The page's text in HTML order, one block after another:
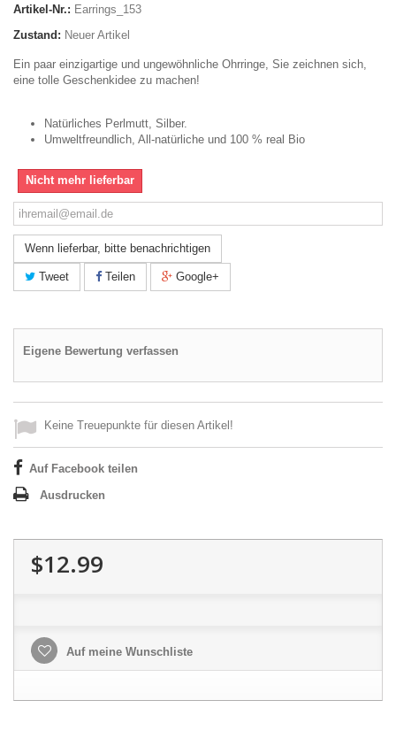
Artikel-Nr.: Earrings_153
Zustand: Neuer Artikel
Ein paar einzigartige und ungewöhnliche Ohrringe, Sie zeichnen sich,
eine tolle Geschenkidee zu machen!
Natürliches Perlmutt, Silber.
Umweltfreundlich, All-natürliche und 100 % real Bio
Nicht mehr lieferbar
Wenn lieferbar, bitte benachrichtigen
Tweet Teilen Google+
Eigene Bewertung verfassen
Keine Treuepunkte für diesen Artikel!
Auf Facebook teilen
Ausdrucken
$12.99
Auf meine Wunschliste